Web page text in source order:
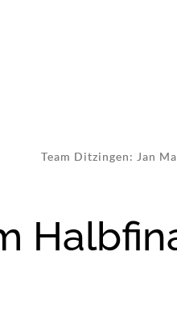
Team Ditzingen: Jan